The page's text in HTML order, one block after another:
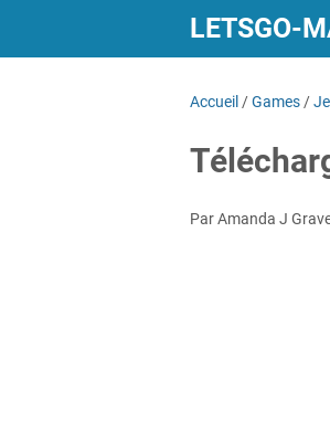
LETSGO-
Accueil /Games /
Par Amanda J